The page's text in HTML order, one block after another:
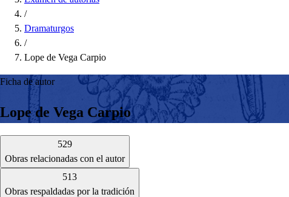
/
Dramaturgos
/
Lope de Vega Carpio
Ficha de autor
Lope de Vega Carpio
529
Obras relacionadas con el autor
513
Obras respaldadas por la tradición